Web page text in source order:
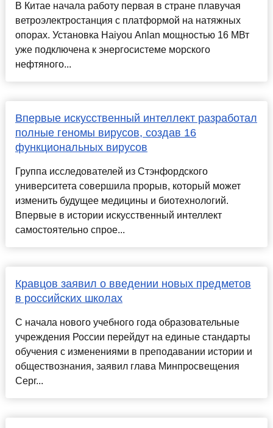
В Китае начала работу первая в стране плавучая
ветроэлектростанция с платформой на натяжных
опорах. Установка Haiyou Anlan мощностью 16 МВт
уже подключена к энергосистеме морского
нефтяного...
Впервые искусственный интеллект разработал
полные геномы вирусов, создав 16
функциональных вирусов
Группа исследователей из Стэнфордского
университета совершила прорыв, который может
изменить будущее медицины и биотехнологий.
Впервые в истории искусственный интеллект
самостоятельно спрое...
Кравцов заявил о введении новых предметов
в российских школах
С начала нового учебного года образовательные
учреждения России перейдут на единые стандарты
обучения с изменениями в преподавании истории и
обществознания, заявил глава Минпросвещения
Серг...